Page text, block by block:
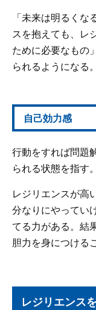
「未来は明るく
スを抱えても、レ
ために必要なもの
られるようになる。
自己効力感
行動をすれば問題
られる状態を指す。
レジリエンスが高
分なりにやってい
てる力がある。結
胆力を身につける
レジリエンス